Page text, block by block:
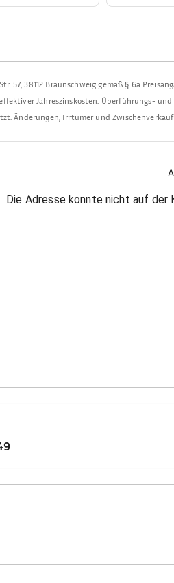
57, 38112 Braunschweig gemäß § 6a
Jahreszinskosten. Überführungs-
Änderungen, Irrtümer und
Die Adresse konnte nicht auf der